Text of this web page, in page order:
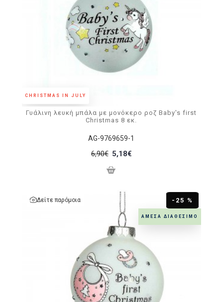
CHRISTMAS IN JULY
AG-9769659-1
Γυάλινη λευκή μπάλα με μονόκερο ροζ Baby's first
Christmas 8 εκ.
6,90€ 5,18€
ΆΜΕΣΑ ΔΙΑΘΈΣΙΜΟ
-25 %
Δείτε παρόμοια